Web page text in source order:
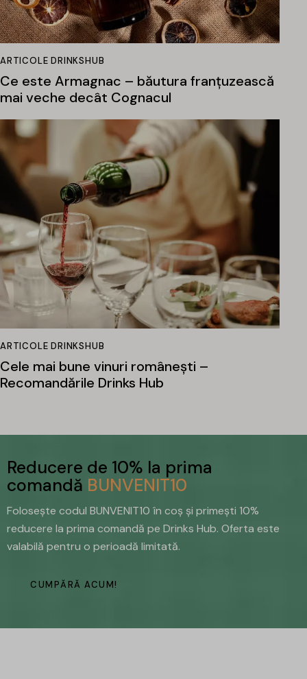
ARTICOLE DRINKSHUB
Ce este Armagnac – băutura franțuzească
mai veche decât Cognacul
ARTICOLE DRINKSHUB
Cele mai bune vinuri românești –
Recomandările Drinks Hub
Reducere de 10% la prima
comandă BUNVENIT10
Folosește codul BUNVENIT10 în coș și primești 10%
reducere la prima comandă pe Drinks Hub. Oferta este
valabilă pentru o perioadă limitată.
CUMPĂRĂ ACUM!